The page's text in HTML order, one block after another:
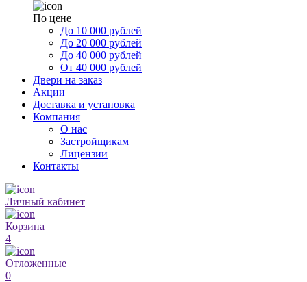
По цене
До 10 000 рублей
До 20 000 рублей
До 40 000 рублей
От 40 000 рублей
Двери на заказ
Акции
Доставка и установка
Компания
О нас
Застройщикам
Лицензии
Контакты
Личный кабинет
Корзина
4
Отложенные
0